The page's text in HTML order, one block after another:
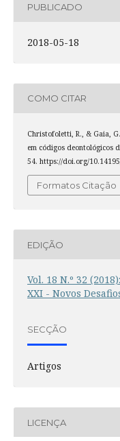
PUBLICADO
2018-05-18
COMO CITAR
Christofoletti, R., & Gaia,
em códigos deontológicos
54. https://doi.org/
Formatos Citação
EDIÇÃO
Vol. 18 N.º 32
XXI - Novos
SECÇÃO
Artigos
LICENÇA